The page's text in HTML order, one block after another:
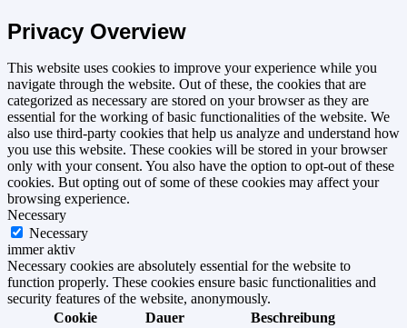
Privacy Overview
This website uses cookies to improve your experience while you
navigate through the website. Out of these, the cookies that are
categorized as necessary are stored on your browser as they are
essential for the working of basic functionalities of the website. We
also use third-party cookies that help us analyze and understand how
you use this website. These cookies will be stored in your browser
only with your consent. You also have the option to opt-out of these
cookies. But opting out of some of these cookies may affect your
browsing experience.
Necessary
Necessary
immer aktiv
Necessary cookies are absolutely essential for the website to
function properly. These cookies ensure basic functionalities and
security features of the website, anonymously.
Cookie
Dauer Beschreibung